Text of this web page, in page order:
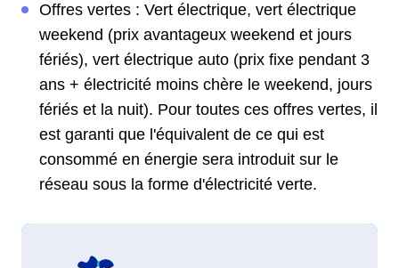
Offres vertes : Vert électrique, vert électrique
weekend (prix avantageux weekend et jours
fériés), vert électrique auto (prix fixe pendant 3
ans + électricité moins chère le weekend, jours
fériés et la nuit). Pour toutes ces offres vertes, il
est garanti que l'équivalent de ce qui est
consommé en énergie sera introduit sur le
réseau sous la forme d'électricité verte.